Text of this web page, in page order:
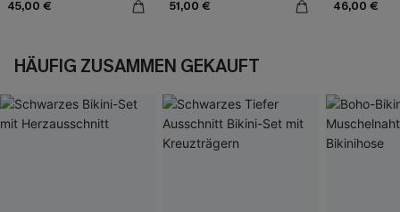
45,00 € 51,00 € 46,00 €
HÄUFIG ZUSAMMEN GEKAUFT